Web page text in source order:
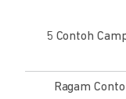
5 Contoh
Ragam